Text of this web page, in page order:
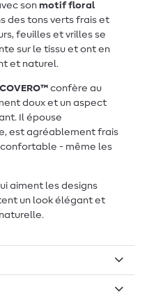
son motif floral
des tons verts frais et
feuilles et vrilles se
sur le tissu et ont en
et naturel.
confère au
doux et un aspect
Il épouse
est agréablement frais
- même les
aiment les designs
un look élégant et